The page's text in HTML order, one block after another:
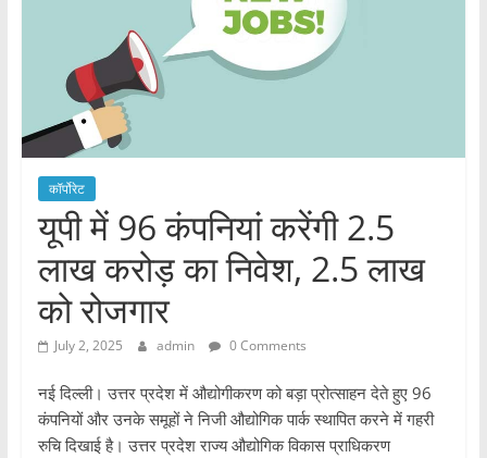
कॉर्पोरेट
यूपी में 96 कंपनियां करेंगी 2.5
लाख करोड़ का निवेश, 2.5 लाख
को रोजगार
July 2, 2025 admin 0 Comments
नई दिल्ली। उत्तर प्रदेश में औद्योगीकरण को बड़ा प्रोत्साहन देते हुए 96
कंपनियों और उनके समूहों ने निजी औद्योगिक पार्क स्थापित करने में गहरी
रुचि दिखाई है। उत्तर प्रदेश राज्य औद्योगिक विकास प्राधिकरण